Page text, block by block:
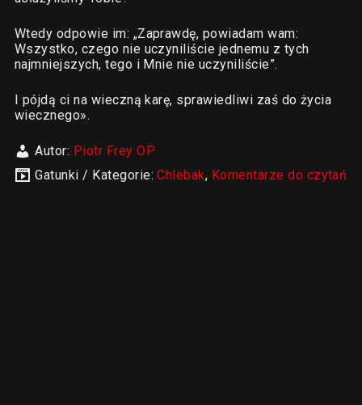
Wtedy odpowie im: „Zaprawdę, powiadam wam:
Wszystko, czego nie uczyniliście jednemu z tych
najmniejszych, tego i Mnie nie uczyniliście”.
I pójdą ci na wieczną karę, sprawiedliwi zaś do życia
wiecznego».
Autor: Piotr Frey OP
Gatunki / Kategorie:Chlebak, Komentarze do czytań